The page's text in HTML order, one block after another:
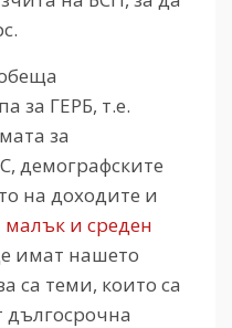
за ГЕРБ, т.е.
за
демографските
на доходите и
малък и среден
имат нашето
са теми, които са